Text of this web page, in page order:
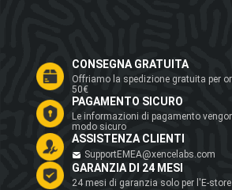
CONSEGNA GRATUITA
Offriamo la spedizione gratuita per
50€
PAGAMENTO SICURO
Le informazioni di pagamento
modo sicuro
ASSISTENZA CLIENTI
SupportEMEA@xencelabs.com
GARANZIA DI 24 MESI
24 mesi di garanzia solo per l'E-